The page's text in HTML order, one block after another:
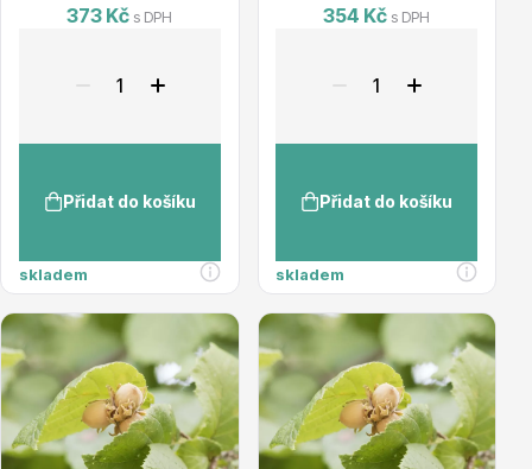
Cibuloviny
Vzrostlé stromy
373 Kč s DPH
Přidat do košíku
skladem
354 Kč s DPH
Přidat do košíku
skladem